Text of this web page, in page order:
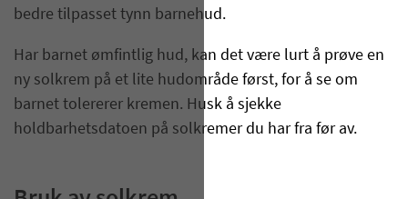
bedre tilpasset tynn barnehud.
Har barnet ømfintlig hud, kan det være lurt å prøve en
ny solkrem på et lite hudområde først, for å se om
barnet tolererer kremen. Husk å sjekke
holdbarhetsdatoen på solkremer du har fra før av.